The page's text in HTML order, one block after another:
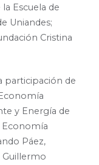
Escuela de
Uniandes;
Cristina
participación de
y Energía de
Economía
Páez,
Guillermo